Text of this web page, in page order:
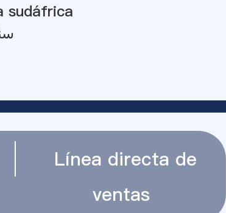
sudáfrica
Línea directa de
ventas